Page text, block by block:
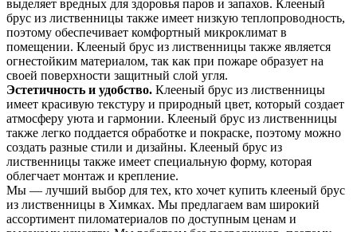
выделяет вредных для здоровья паров и запахов. Клееный
брус из лиственницы также имеет низкую теплопроводность,
поэтому обеспечивает комфортный микроклимат в
помещении. Клееный брус из лиственницы также является
огнестойким материалом, так как при пожаре образует на
своей поверхности защитный слой угля.
Эстетичность и удобство. Клееный брус из лиственницы
имеет красивую текстуру и природный цвет, который создает
атмосферу уюта и гармонии. Клееный брус из лиственницы
также легко поддается обработке и покраске, поэтому можно
создать разные стили и дизайны. Клееный брус из
лиственницы также имеет специальную форму, которая
облегчает монтаж и крепление.
Мы — лучший выбор для тех, кто хочет купить клееный брус
из лиственницы в Химках. Мы предлагаем вам широкий
ассортимент пиломатериалов по доступным ценам и